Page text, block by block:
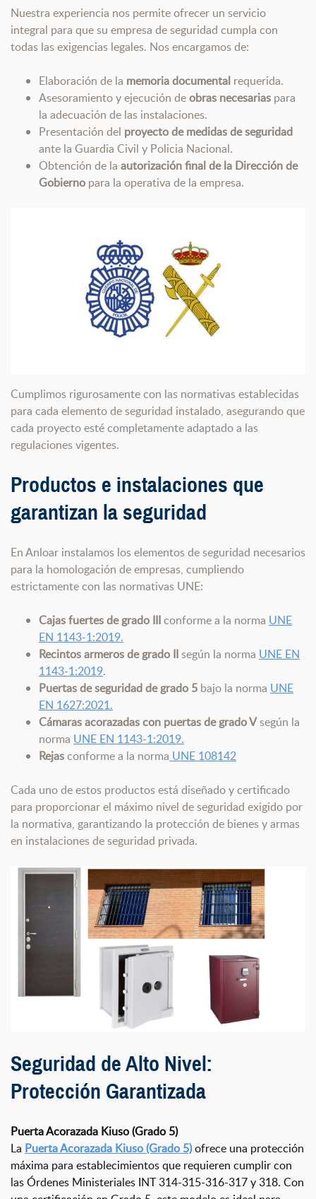
Nuestra experiencia nos permite ofrecer un servicio
integral para que su empresa de seguridad cumpla con
todas las exigencias legales. Nos encargamos de:
Elaboración de la memoria documental requerida.
Asesoramiento y ejecución deobras necesarias para
la adecuación de las instalaciones.
Presentación del proyecto de medidas de seguridad
ante la Guardia Civil y Policia Nacional.
Obtención de la autorización final de la Dirección de
Gobierno para la operativa de la empresa.
Cumplimos rigurosamente con las normativas establecidas
para cada elemento de seguridad instalado, asegurando que
cada proyecto esté completamente adaptado a las
regulaciones vigentes.
Productos e instalaciones que
garantizan la seguridad
En Anloar instalamos los elementos de seguridad necesarios
para la homologación de empresas, cumpliendo
estrictamente con las normativas UNE:
Cajas fuertes de grado IIIconforme a la norma UNE
EN 1143-1:2019.
Recintos armeros de grado IIsegún la norma UNE EN
1143-1:2019.
Puertas de seguridad de grado 5 bajo la norma UNE
EN 1627:2021.
Cámaras acorazadas con puertas de grado Vsegún la
norma UNE EN 1143-1:2019.
Rejasconforme a la norma UNE 108142
Cada uno de estos productos está diseñado y certificado
para proporcionar el máximo nivel de seguridad exigido por
la normativa, garantizando la protección de bienes y armas
en instalaciones de seguridad privada.
Seguridad de Alto Nivel:
Protección Garantizada
Puerta Acorazada Kiuso (Grado 5)
La Puerta Acorazada Kiuso (Grado 5)ofrece una protección
máxima para establecimientos que requieren cumplir con
las Órdenes Ministeriales INT 314-315-316-317 y 318. Con